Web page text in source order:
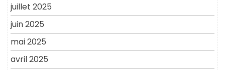
juillet 2025
juin 2025
mai 2025
avril 2025